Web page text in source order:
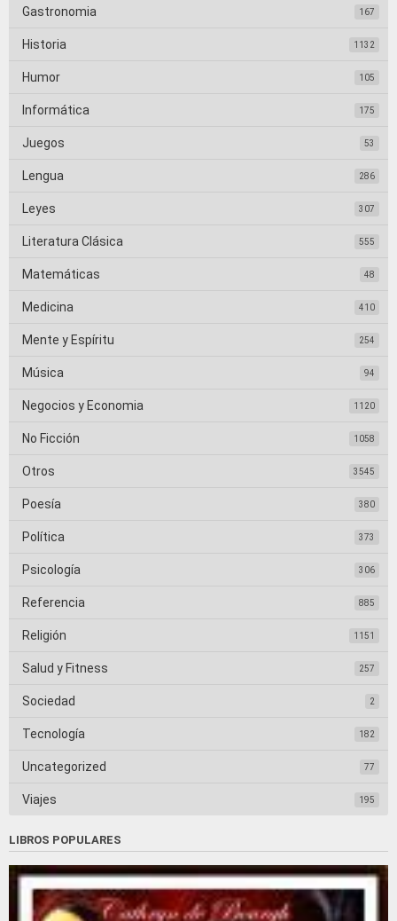
Gastronomia 167
Historia 1132
Humor 105
Informática 175
Juegos 53
Lengua 286
Leyes 307
Literatura Clásica 555
Matemáticas 48
Medicina 410
Mente y Espíritu 254
Música 94
Negocios y Economia 1120
No Ficción 1058
Otros 3545
Poesía 380
Política 373
Psicología 306
Referencia 885
Religión 1151
Salud y Fitness 257
Sociedad 2
Tecnología 182
Uncategorized 77
Viajes 195
LIBROS POPULARES